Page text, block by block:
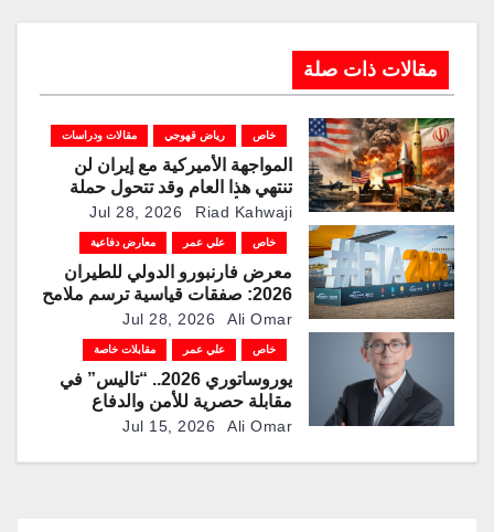
مقالات ذات صلة
خاص رياض قهوجي مقالات ودراسات
المواجهة الأميركية مع إيران لن
تنتهي هذا العام وقد تتحول حملة
دولية لتأمين المضائقJul 28, 2026 Riad Kahwaji
خاص علي عمر معارض دفاعية
معرض فارنبورو الدولي للطيران
2026: صفقات قياسية ترسم ملامح
مرحلة جديدة لقطاعات الطيران
والدفاع والفضاء
Jul 28, 2026 Ali Omar
خاص علي عمر مقابلات خاصة
يوروساتوري 2026.. “تاليس” في
مقابلة حصرية للأمن والدفاع
العربي: بناء الجيل المقبل من
ساحة المعركة
Jul 15, 2026 Ali Omar